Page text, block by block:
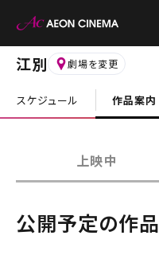
江別 劇場を変更
スケジュール 作品案内
上映中
公開予定の作品